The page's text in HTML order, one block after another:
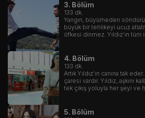
3. Bölüm
133 dk.
Yangın, büyümeden
büyük bir tehlikeyi ucuz
öfkesi dinmez. Yıldız’ın tüm
4. Bölüm
133 dk.
Artık Yıldız’ın canına tak
çaresi vardır. Yıldız, aşkını
tek çıkış yoluyla her şeyi ve
5. Bölüm